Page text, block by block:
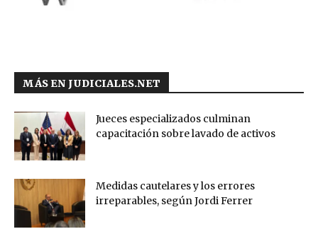
MÁS EN JUDICIALES.NET
Jueces especializados culminan
capacitación sobre lavado de activos
Medidas cautelares y los errores
irreparables, según Jordi Ferrer